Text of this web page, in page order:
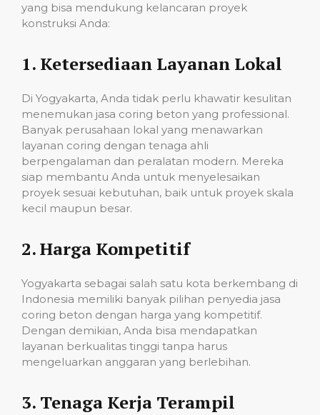
yang bisa mendukung kelancaran proyek
konstruksi Anda:
1. Ketersediaan Layanan Lokal
Di Yogyakarta, Anda tidak perlu khawatir kesulitan
menemukan jasa coring beton yang professional.
Banyak perusahaan lokal yang menawarkan
layanan coring dengan tenaga ahli
berpengalaman dan peralatan modern. Mereka
siap membantu Anda untuk menyelesaikan
proyek sesuai kebutuhan, baik untuk proyek skala
kecil maupun besar.
2.Harga Kompetitif
Yogyakarta sebagai salah satu kota berkembang di
Indonesia memiliki banyak pilihan penyedia jasa
coring beton dengan harga yang kompetitif.
Dengan demikian, Anda bisa mendapatkan
layanan berkualitas tinggi tanpa harus
mengeluarkan anggaran yang berlebihan.
3. Tenaga Kerja Terampil